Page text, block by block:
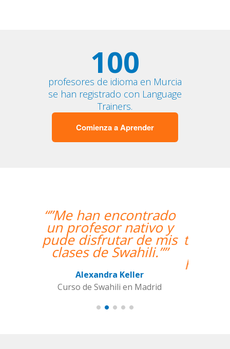
100
profesores de idioma en Murcia
se han registrado con Language
Trainers.
Comienza a Aprender
“”The course is going
well and Eugenia, my
teacher, is fantastic. My
communication skills
have improved greatly.
I'm really enjoying the
lessons!””
Miguel Eufrasio